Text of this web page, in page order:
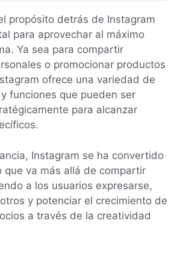
propósito detrás de Instagram
para aprovechar al máximo
Ya sea para compartir
o promocionar productos
ofrece una variedad de
funciones que pueden ser
para alcanzar
Instagram se ha convertido
que va más allá de compartir
a los usuarios expresarse,
y potenciar el crecimiento de
a través de la creatividad